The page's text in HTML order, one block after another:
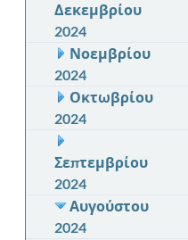
Δεκεμβρίου
2024
Νοεμβρίου
2024
Οκτωβρίου
2024
Σεπτεμβρίου
2024
Αυγούστου
2024